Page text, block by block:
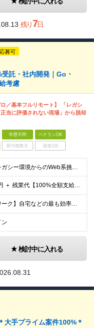
残り7日
募可
託・社内開発｜Go・
考慮
ロ／基本フルリモート】 「レガシ
当に評価されない現場」から脱却
学歴不問 ベテランOK
賞与複数月 面接1回
【実務経験浅め・レガシー環境からのWeb系挑戦も大歓迎！】 ・何かしらのシステム開発実務経験がある方（言語・ジャンル・年数不問） ・月1回程度、秋葉原オフィスへの出社が可能な方 ※GoやGCP、Rea
月給30万円〜50万円 ＋ 残業代【100%全額支給】＋ 決算賞与 ※上記は固定残業代（みなし残業）を含まない【基本給】の金額です！ ※試用期間なし（入社初月から満額支給） ※あなたの前職給与や経験
★【基本リモートワーク】自宅などの最も効率よく働ける場所で開発に集中OK！ ・エンジニアの「働きやすさ」を最優先しており、基本リモートで働ける案件を厳選して獲得しています。 ・通勤ラッシュなどのストレ
ン
検討中に入れる
大手プライム案件100%＊